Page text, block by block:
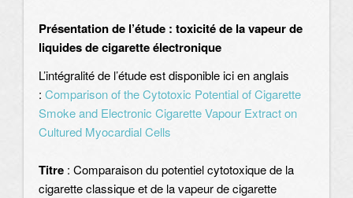
Présentation de l’étude : toxicité de la vapeur de
liquides de cigarette électronique
L’intégralité de l’étude est disponible ici en anglais
: Comparison of the Cytotoxic Potential of Cigarette
Smoke and Electronic Cigarette Vapour Extract on
Cultured Myocardial Cells
Titre : Comparaison du potentiel cytotoxique de la
cigarette classique et de la vapeur de cigarette